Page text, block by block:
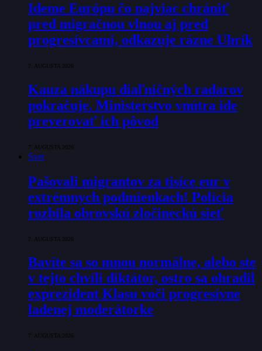
Ideme Európu čo najviac chrániť
pred migračnou vlnou aj pred
progresívcami, odkazuje rázne Uhrík
7. AUGUSTA 2026
Kauza nákupu diaľničných radarov
pokračuje. Ministerstvo vnútra ide
preverovať ich pôvod
7. AUGUSTA 2026
Svet
Pašovali migrantov za tisíce eur v
extrémnych podmienkach! Polícia
rozbila obrovskú zločineckú sieť
7. AUGUSTA 2026
Bavíte sa so mnou normálne, alebo ste
v tejto chvíli diktátor, ostro sa ohradil
exprezident Klasu voči progresívne
ladenej moderátorke
7. AUGUSTA 2026